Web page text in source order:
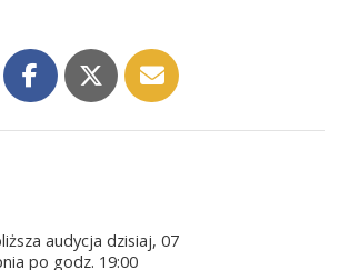
audycja dzisiaj, 07
po godz. 19:00